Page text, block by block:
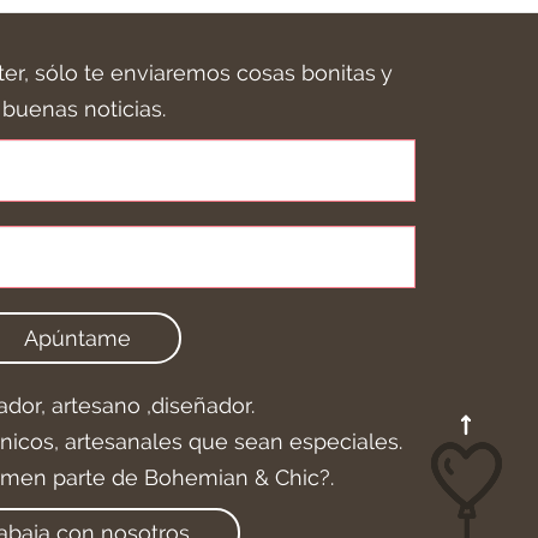
sólo te enviaremos cosas bonitas y
buenas noticias.
Apúntame
artesano ,diseñador.
artesanales que sean especiales.
parte de Bohemian & Chic?.
con nosotros